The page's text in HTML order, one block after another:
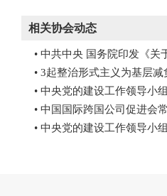
相关协会动态
• 中共中央 国务院印发《关
• 3起整治形式主义为基层
• 中央党的建设工作领导小
• 中国国际跨国公司促进会
• 中央党的建设工作领导小